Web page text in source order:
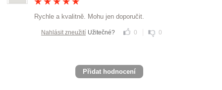
Rychle a kvalitně. Mohu jen doporučit.
Nahlásit zneužití Užitečné? 0 0
Přidat hodnocení